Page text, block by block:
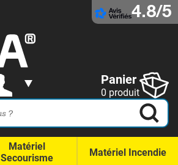
4.8/5
Panier
0 produit
Matériel
Secourisme
Matériel Incendie